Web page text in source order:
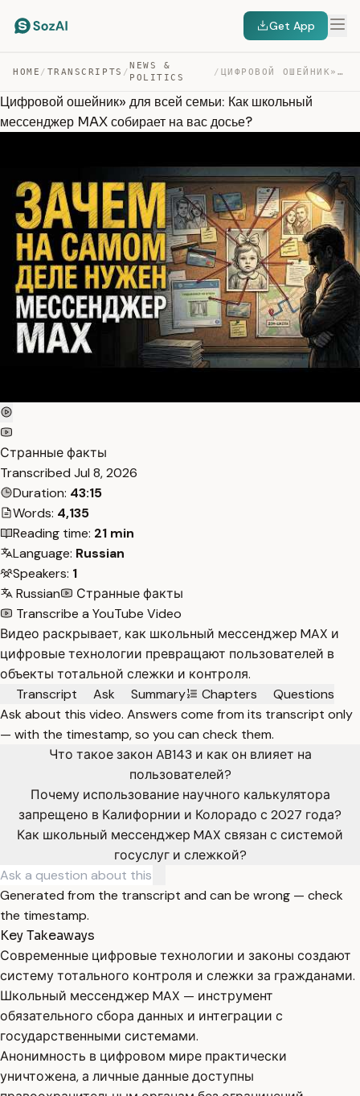
Get App
HOME / TRANSCRIPTS /
NEWS &
POLITICS
/ ЦИФРОВОЙ ОШЕЙНИК» ДЛЯ ВСЕЙ СЕМЬИ: КАК ШКОЛЬНЫЙ МЕССЕНДЖ… — TRANSCRIPT
Цифровой ошейник» для всей семьи: Как школьный
мессенджер MAX собирает на вас досье?
Странные факты
Transcribed Jul 8, 2026
Duration: 43:15
Words: 4,135
Reading time: 21 min
Language: Russian
Speakers: 1
Russian
Странные факты
Transcribe a YouTube Video
Видео раскрывает, как школьный мессенджер MAX и
цифровые технологии превращают пользователей в
объекты тотальной слежки и контроля.
Transcript
Ask Summary Chapters
Questions
Ask about this video. Answers come from its transcript only
— with the timestamp, so you can check them.
Что такое закон AB143 и как он влияет на
пользователей?
Почему использование научного калькулятора
запрещено в Калифорнии и Колорадо с 2027 года?
Как школьный мессенджер MAX связан с системой
госуслуг и слежкой?
Generated from the transcript and can be wrong — check
the timestamp.
Key Takeaways
Современные цифровые технологии и законы создают
систему тотального контроля и слежки за гражданами.
Школьный мессенджер MAX — инструмент
обязательного сбора данных и интеграции с
государственными системами.
Анонимность в цифровом мире практически
уничтожена, а личные данные доступны